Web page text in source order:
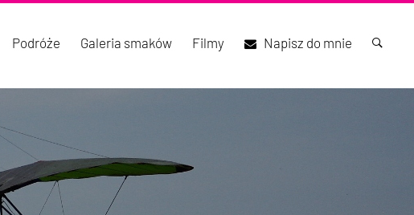
Podróże Galeria smaków Filmy Napisz do mnie